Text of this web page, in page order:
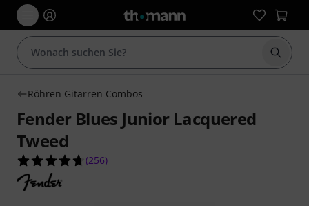
Suche
Röhren Gitarren Combos
Fender Blues Junior Lacquered
Tweed
4.7 von 5 Sternen aus 256 Kundenbewertungen
(256)